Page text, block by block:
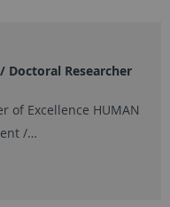
Doctoral Researcher
of Excellence HUMAN
/…